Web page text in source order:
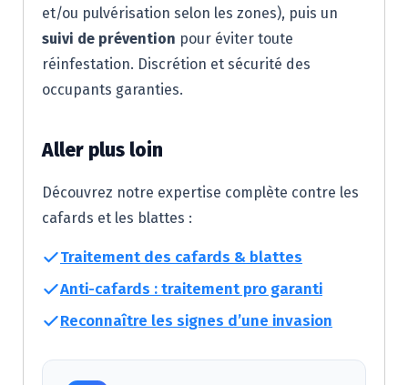
et/ou pulvérisation selon les zones), puis un
suivi de prévention pour éviter toute
réinfestation. Discrétion et sécurité des
occupants garanties.
Aller plus loin
Découvrez notre expertise complète contre les
cafards et les blattes :
Traitement des cafards & blattes
Anti-cafards : traitement pro garanti
Reconnaître les signes d’une invasion